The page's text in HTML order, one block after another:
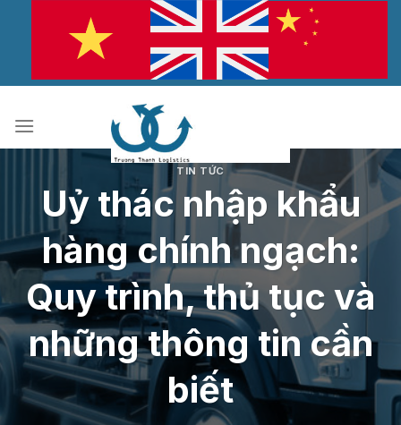
dung
TIN TỨC
Uỷ thác nhập khẩu
hàng chính ngạch:
Quy trình, thủ tục và
những thông tin cần
biết